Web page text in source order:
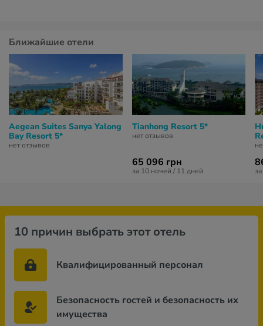
Ближайшие отели
Aegean Suites Sanya Yalong
Bay Resort 5*
нет отзывов
Tianhong Resort 5*
нет отзывов
65 096 грн
за 10 ночей / 11 дней
10 причин выбрать этот отель
Квалифицированный персонал
Безопасность гостей и безопасность их
имущества